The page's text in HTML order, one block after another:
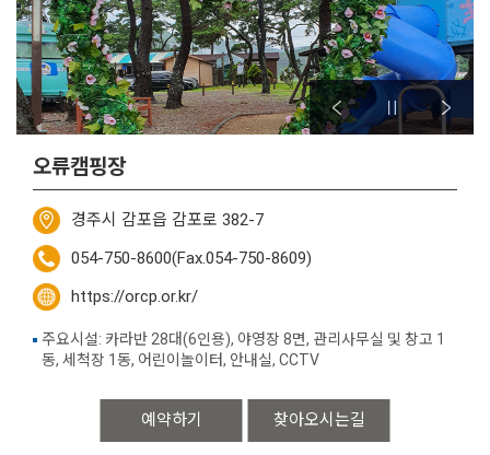
오류캠핑장
경주시 감포읍 감포로 382-7
054-750-8600(Fax.054-750-8609)
https://orcp.or.kr/
예약하기 찾아오시는길
주요시설: 카라반 28대(6인용), 야영장 8면, 관리사무실 및 창고 1
동, 세척장 1동, 어린이놀이터, 안내실, CCTV